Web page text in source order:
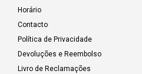
Horário
Contacto
Política de Privacidade
Devoluções e Reembolso
Livro de Reclamações